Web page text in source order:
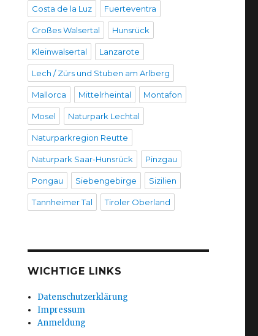
Costa de la Luz Fuerteventra
Großes Walsertal Hunsrück
Kleinwalsertal Lanzarote
Lech / Zürs und Stuben am Arlberg
Mallorca Mittelrheintal Montafon
Mosel Naturpark Lechtal
Naturparkregion Reutte
Naturpark Saar-Hunsrück Pinzgau
Pongau Siebengebirge Sizilien
Tannheimer Tal Tiroler Oberland
WICHTIGE LINKS
Datenschutzerklärung
Impressum
Anmeldung